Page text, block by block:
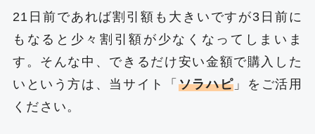
21日前であれば割引額も大きいですが3日前に
もなると少々割引額が少なくなってしまいま
す。そんな中、できるだけ安い金額で購入した
いという方は、当サイト「 ソラハピ 」をご活用
ください。